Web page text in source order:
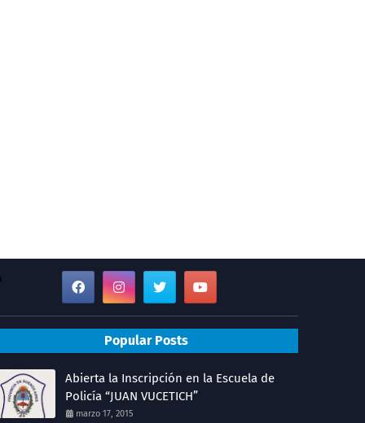
Popular Posts
Abierta la Inscripción en la Escuela de
Policía “JUAN VUCETICH”
marzo 17, 2015